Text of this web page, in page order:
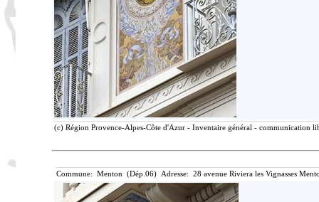
(c) Région Provence-Alpes-Côte d'Azur - Inventaire général - communication
Commune: Menton (Dép.06) Adresse: 28 avenue Riviera les Vignasses